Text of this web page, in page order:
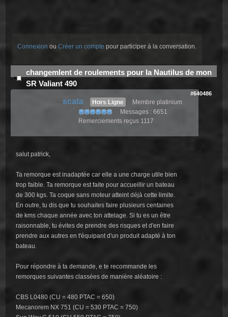
Connexion ouCréer un compte pour participer à la conversation.
changemlent de roulements pour la Nautilus de mon
SR Valiant 490
#640486
scata Hors Ligne
Membre platinium
Messages : 6651
Remerciements reçus 1117
salut patrick,
Ta remorque est inadaptée car elle a une charge utile bien
trop faible. Ta remorque est faite pour accueillir un bateau
de 300 kgs. Ta coque sans moteur atteint déjà cette limite.
En outre, tu dis que tu souhaites faire plusieurs centaines
de kms chaque année avec ton attelage. Si tu es un être
raisonnable, tu évites de prendre des risques et d'en faire
prendre aux autres en t'équipant d'un produit adapté à ton
bateau.
Pour répondre à ta demande, e te recommande les
remorques suivantes classées de manière aléatoire :
CBS L0480 (CU = 480 PTAC = 650)
Mecanorem NX 751 (CU = 530 PTAC = 750)